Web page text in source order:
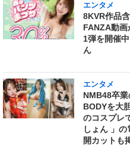
エンタメ
8KVR作品
FANZA動
1弾を開催
ん
エンタメ
NMB48卒
BODYを大
のコスプレ
しょん 」
開カットも